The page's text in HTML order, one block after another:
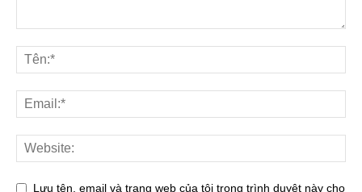
Lưu tên, email và trang web của tôi trong trình duyệt này cho